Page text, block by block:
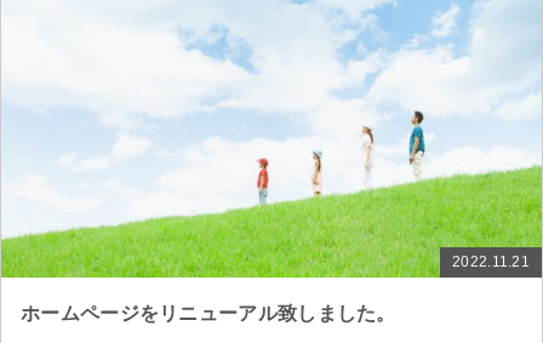
2022.11.21
ホームページをリニューアル致しました。